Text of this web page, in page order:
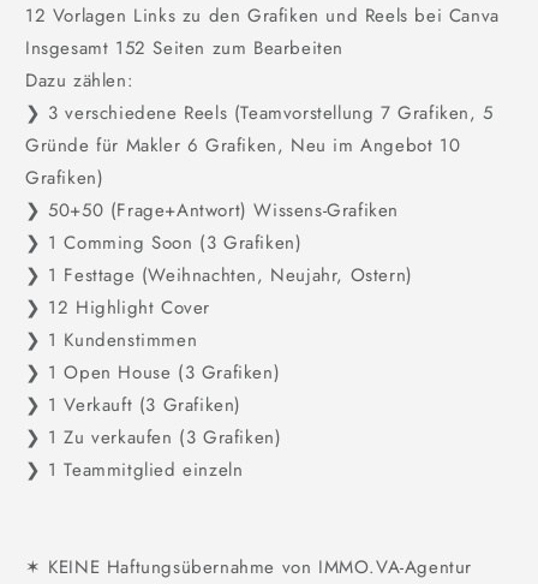
12 Vorlagen Links zu den Grafiken und Reels bei Canva
Insgesamt 152 Seiten zum Bearbeiten
Dazu zählen:
❯ 3 verschiedene Reels (Teamvorstellung 7 Grafiken, 5
Gründe für Makler 6 Grafiken, Neu im Angebot 10
Grafiken)
❯ 50+50 (Frage+Antwort) Wissens-Grafiken
❯ 1 Comming Soon (3 Grafiken)
❯ 1 Festtage (Weihnachten, Neujahr, Ostern)
❯ 12 Highlight Cover
❯ 1 Kundenstimmen
❯ 1 Open House (3 Grafiken)
❯ 1 Verkauft (3 Grafiken)
❯ 1 Zu verkaufen (3 Grafiken)
❯ 1 Teammitglied einzeln
✶ KEINE Haftungsübernahme von IMMO.VA-Agentur